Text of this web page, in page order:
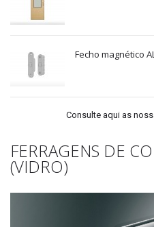
Fecho magnético
Consulte aqui as
FERRAGENS DE
(VIDRO)